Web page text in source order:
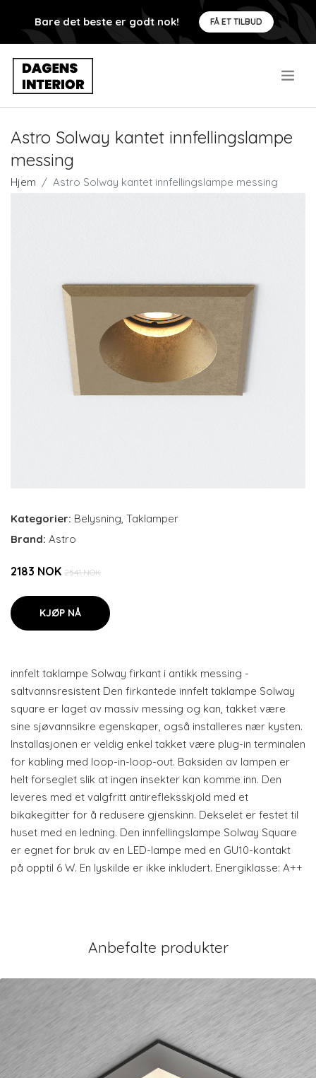
Bare det beste er godt nok! FÅ ET TILBUD
Astro Solway kantet innfellingslampe
messing
Hjem Astro Solway kantet innfellingslampe messing
Kategorier: Belysning, Taklamper
Brand: Astro
2183 NOK 2541 NOK
KJØP NÅ
innfelt taklampe Solway firkant i antikk messing -
saltvannsresistent Den firkantede innfelt taklampe Solway
square er laget av massiv messing og kan, takket være
sine sjøvannsikre egenskaper, også installeres nær kysten.
Installasjonen er veldig enkel takket være plug-in terminalen
for kabling med loop-in-loop-out. Baksiden av lampen er
helt forseglet slik at ingen insekter kan komme inn. Den
leveres med et valgfritt antirefleksskjold med et
bikakegitter for å redusere gjenskinn. Dekselet er festet til
huset med en ledning. Den innfellingslampe Solway Square
er egnet for bruk av en LED-lampe med en GU10-kontakt
på opptil 6 W. En lyskilde er ikke inkludert. Energiklasse: A++
Anbefalte produkter